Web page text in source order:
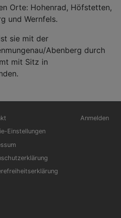
Orte: Hohenrad, Höfstetten,
und Wernfels.
sie mit der
Abenberg durch
mit Sitz in
Einstellungen
Anmelden